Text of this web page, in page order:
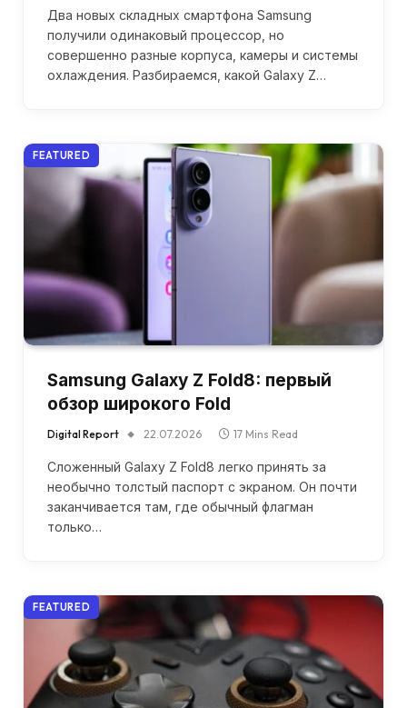
Два новых складных смартфона Samsung
получили одинаковый процессор, но
совершенно разные корпуса, камеры и системы
охлаждения. Разбираемся, какой Galaxy Z…
FEATURED
Samsung Galaxy Z Fold8: первый
обзор широкого Fold
Digital Report 22.07.2026 17 Mins Read
Сложенный Galaxy Z Fold8 легко принять за
необычно толстый паспорт с экраном. Он почти
заканчивается там, где обычный флагман
только…
FEATURED